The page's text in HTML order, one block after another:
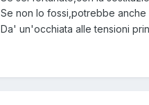
Se non lo fossi,potrebbe anche
Da' un'occhiata alle tensioni